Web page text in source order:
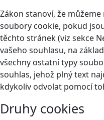
Zákon stanoví, že
soubory cookie, pokud
těchto stránek (viz sekce
vašeho souhlasu, na
všechny ostatní typy
souhlas, jehož plný text
kdykoliv odvolat pomocí
Druhy cookies